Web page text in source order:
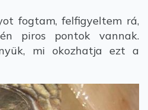
fogtam, felfigyeltem rá,
piros pontok vannak.
mi okozhatja ezt a